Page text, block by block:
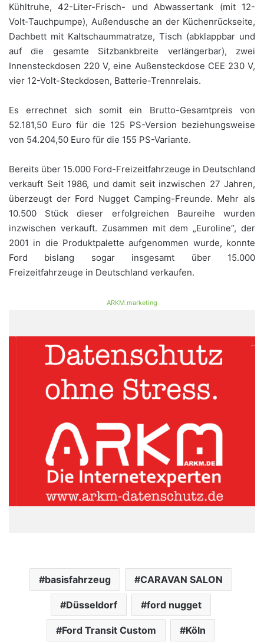
Kühltruhe, 42-Liter-Frisch- und Abwassertank (mit 12-
Volt-Tauchpumpe), Außendusche an der Küchenrückseite,
Dachbett mit Kaltschaummatratze, Tisch (abklappbar und
auf die gesamte Sitzbankbreite verlängerbar), zwei
Innensteckdosen 220 V, eine Außensteckdose CEE 230 V,
vier 12-Volt-Steckdosen, Batterie-Trennrelais.
Es errechnet sich somit ein Brutto-Gesamtpreis von
52.181,50 Euro für die 125 PS-Version beziehungsweise
von 54.204,50 Euro für die 155 PS-Variante.
Bereits über 15.000 Ford-Freizeitfahrzeuge in Deutschland
verkauft Seit 1986, und damit seit inzwischen 27 Jahren,
überzeugt der Ford Nugget Camping-Freunde. Mehr als
10.500 Stück dieser erfolgreichen Baureihe wurden
inzwischen verkauft. Zusammen mit dem „Euroline“, der
2001 in die Produktpalette aufgenommen wurde, konnte
Ford bislang sogar insgesamt über 15.000
Freizeitfahrzeuge in Deutschland verkaufen.
ARKM.marketing
basisfahrzeug CARAVAN SALON
Düsseldorf ford nugget
Ford Transit Custom Köln